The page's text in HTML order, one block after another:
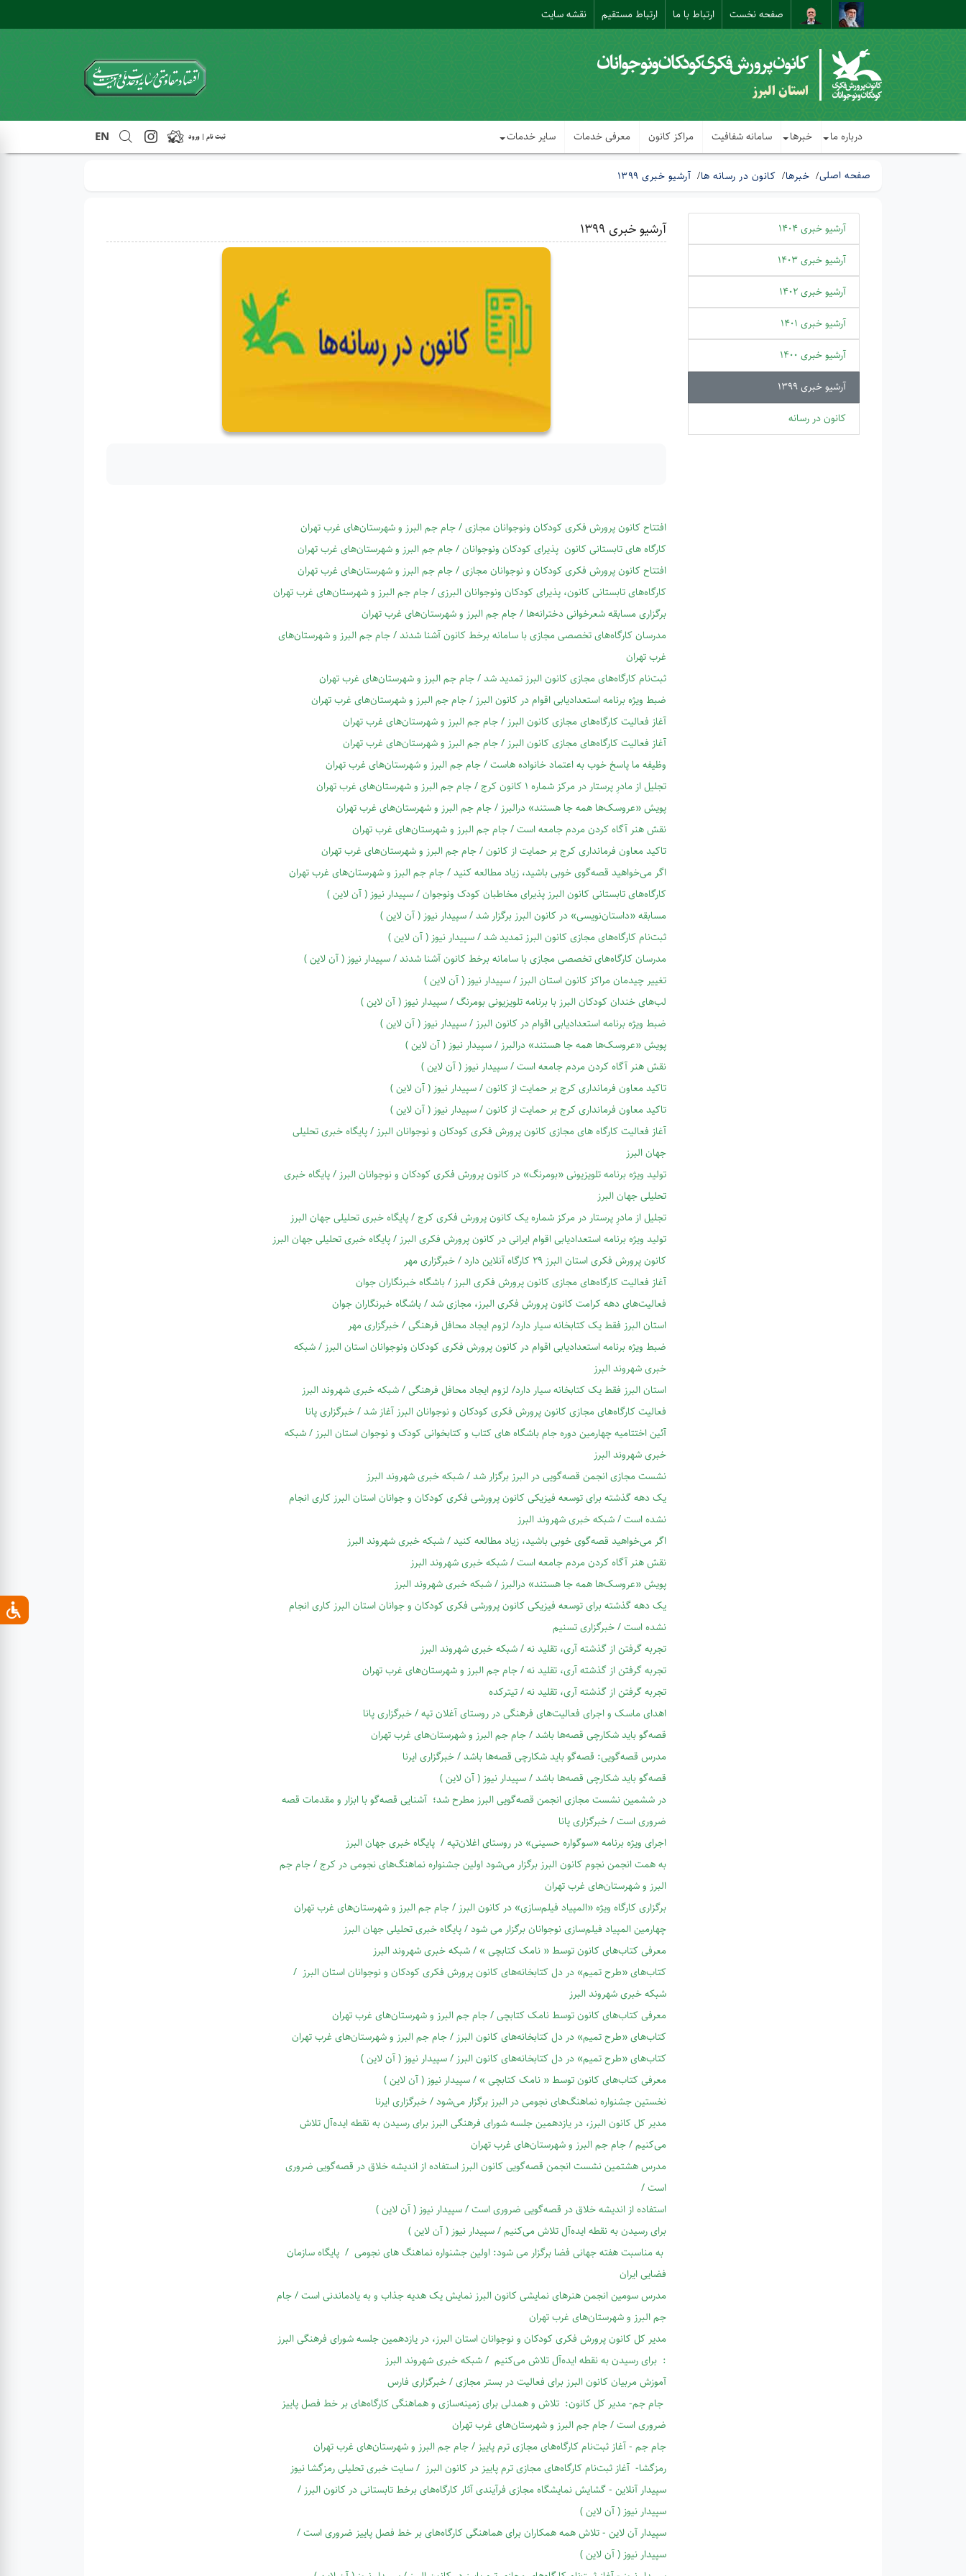
صفحه نخست ارتباط با ما ارتباط مستقیم نقشه سایت
استان البرز
درباره ما خبرها سامانه شفافیت مراکز کانون معرفی خدمات سایر خدمات EN ثبت نام | ورود
صفحه اصلی خبرها کانون در رسانه ها آرشیو خبری 1399
آرشیو خبری 1404
آرشیو خبری 1403
آرشیو خبری 1402
آرشیو خبری 1401
آرشیو خبری 1400
آرشیو خبری 1399
کانون در رسانه
آرشیو خبری 1399
افتتاح کانون پرورش فکری کودکان ونوجوانان مجازی / جام جم البرز و شهرستان‌های غرب تهران
کارگاه های تابستانی کانون پذیرای کودکان ونوجوانان / جام جم البرز و شهرستان‌های غرب تهران
افتتاح کانون پرورش فکری کودکان و نوجوانان مجازی / جام جم البرز و شهرستان‌های غرب تهران
کارگاه‌های تابستانی کانون، پذیرای کودکان ونوجوانان البرزی / جام جم البرز و شهرستان‌های غرب تهران
برگزاری مسابقه شعرخوانی دخترانه‌ها / جام جم البرز و شهرستان‌های غرب تهران
​​​​​​​مدرسان کارگاه‌های تخصصی مجازی با سامانه برخط کانون آشنا شدند / جام جم البرز و شهرستان‌های
غرب تهران
ثبت‌نام کارگاه‌های مجازی کانون البرز تمدید شد / جام جم البرز و شهرستان‌های غرب تهران
ضبط ویژه برنامه استعدادیابی اقوام در کانون البرز / جام جم البرز و شهرستان‌های غرب تهران
آغاز فعالیت کارگاه‌های مجازی کانون البرز / جام جم البرز و شهرستان‌های غرب تهران
آغاز فعالیت کارگاه‌های مجازی کانون البرز / جام جم البرز و شهرستان‌های غرب تهران
وظیفه ما پاسخ خوب به اعتماد خانواده هاست / جام جم البرز و شهرستان‌های غرب تهران
تجلیل از مادرِ پرستار در مرکز شماره ۱ کانون کرج / جام جم البرز و شهرستان‌های غرب تهران
پویش «عروسک‌ها همه جا هستند» درالبرز / جام جم البرز و شهرستان‌های غرب تهران
نقش هنر آگاه کردن مردم جامعه است / جام جم البرز و شهرستان‌های غرب تهران
تاکید معاون فرمانداری کرج بر حمایت از کانون / جام جم البرز و شهرستان‌های غرب تهران
اگر می‌خواهید قصه‌گوی خوبی باشید، زیاد مطالعه کنید / جام جم البرز و شهرستان‌های غرب تهران
کارگاه‌های تابستانی کانون البرز پذیرای مخاطبان کودک ونوجوان / سپیدار نیوز ( آن لاین )
مسابقه «داستان‌نویسی» در کانون البرز برگزار شد / سپیدار نیوز ( آن لاین )
ثبت‌نام کارگاه‌های مجازی کانون البرز تمدید شد / سپیدار نیوز ( آن لاین )
مدرسان کارگاه‌های تخصصی مجازی با سامانه برخط کانون آشنا شدند / سپیدار نیوز ( آن لاین )
تغییر چیدمان مراکز کانون استان البرز / سپیدار نیوز ( آن لاین )
لب‌های خندان کودکان البرز با برنامه تلویزیونی بومرنگ / سپیدار نیوز ( آن لاین )
ضبط ویژه برنامه استعدادیابی اقوام در کانون البرز / سپیدار نیوز ( آن لاین )
پویش «عروسک‌ها همه جا هستند» درالبرز / سپیدار نیوز ( آن لاین )
نقش هنر آگاه کردن مردم جامعه است / سپیدار نیوز ( آن لاین )
تاکید معاون فرمانداری کرج بر حمایت از کانون / سپیدار نیوز ( آن لاین )
تاکید معاون فرمانداری کرج بر حمایت از کانون / سپیدار نیوز ( آن لاین )
آغاز فعالیت کارگاه های مجازی کانون پرورش فکری کودکان و نوجوانان البرز / پایگاه خبری تحلیلی
جهان البرز
تولید ویژه برنامه تلویزیونی «بومرنگ» در کانون پرورش فکری کودکان و نوجوانان البرز / پایگاه خبری
تحلیلی جهان البرز
تجلیل از مادرِ پرستار در مرکز شماره یک کانون پرورش فکری کرج / پایگاه خبری تحلیلی جهان البرز
تولید ویژه برنامه استعدادیابی اقوام ایرانی در کانون پرورش فکری البرز / پایگاه خبری تحلیلی جهان البرز
کانون پرورش فکری استان البرز ۲۹ کارگاه آنلاین دارد / خبرگزاری مهر
آغاز فعالیت کارگاه‌های مجازی کانون پرورش فکری البرز / باشگاه خبرنگاران جوان
فعالیت‌های دهه کرامت کانون پرورش فکری البرز، مجازی شد / باشگاه خبرنگاران جوان
استان البرز فقط یک کتابخانه سیار دارد/ لزوم ایجاد محافل فرهنگی / خبرگزاری مهر
ضبط ویژه برنامه استعدادیابی اقوام در کانون پرورش فکری کودکان ونوجوانان استان البرز / شبکه
خبری شهروند البرز
استان البرز فقط یک کتابخانه سیار دارد/ لزوم ایجاد محافل فرهنگی / شبکه خبری شهروند البرز
فعالیت کارگاه‌های مجازی کانون پرورش فکری کودکان و نوجوانان البرز آغاز شد / خبرگزاری پانا
آئین اختتامیه چهارمین دوره جام باشگاه های کتاب و کتابخوانی کودک و نوجوان استان البرز / شبکه
خبری شهروند البرز
نشست مجازی انجمن قصه‌گویی در البرز برگزار شد / شبکه خبری شهروند البرز
یک دهه گذشته برای توسعه فیزیکی کانون پرورشی فکری کودکان و جوانان استان البرز کاری انجام
نشده است / شبکه خبری شهروند البرز
اگر می‌خواهید قصه‌گوی خوبی باشید، زیاد مطالعه کنید / شبکه خبری شهروند البرز
نقش هنر آگاه کردن مردم جامعه است / شبکه خبری شهروند البرز
پویش «عروسک‌ها همه جا هستند» درالبرز / شبکه خبری شهروند البرز
یک دهه گذشته برای توسعه فیزیکی کانون پرورشی فکری کودکان و جوانان استان البرز کاری انجام
نشده است / خبرگزاری تسنیم
تجربه گرفتن از گذشته آری، تقلید نه / شبکه خبری شهروند البرز
تجربه گرفتن از گذشته آری، تقلید نه / جام جم البرز و شهرستان‌های غرب تهران
تجربه گرفتن از گذشته آری، تقلید نه / تیترکده
اهدای ماسک و اجرای فعالیت‌های فرهنگی در روستای آغلان تپه / خبرگزاری پانا
قصه‌گو باید شکارچی قصه‌ها باشد / جام جم البرز و شهرستان‌های غرب تهران
مدرس قصه‌گویی: قصه‌گو باید شکارچی قصه‌ها باشد / خبرگزاری ایرنا
قصه‌گو باید شکارچی قصه‌ها باشد / سپیدار نیوز ( آن لاین )
در ششمین نشست مجازی انجمن قصه‌گویی البرز مطرح شد؛ آشنایی قصه‌گو با ابزار و مقدمات قصه
ضروری است / خبرگزاری پانا
اجرای ویژه برنامه‌ «سوگواره‌ حسینی» در روستای اغلان‌تپه / پایگاه خبری جهان البرز
به همت انجمن نجوم کانون البرز برگزار می‌شود اولین جشنواره‌ نماهنگ‌های نجومی در کرج / جام جم
البرز و شهرستان‌های غرب تهران
برگزاری کارگاه ویژه «المپیاد فیلم‌سازی» در کانون البرز / جام جم البرز و شهرستان‌های غرب تهران
چهارمین المپیاد فیلم‌سازی نوجوانان برگزار می شود / پایگاه خبری تحلیلی جهان البرز
معرفی کتاب‌های کانون توسط « نامک کتابچی » / شبکه خبری شهروند البرز
کتاب‌های «طرح تمیم» در دل کتابخانه‌های کانون پرورش فکری کودکان و نوجوانان استان البرز /
شبکه خبری شهروند البرز
معرفی کتاب‌های کانون توسط نامک کتابچی / جام جم البرز و شهرستان‌های غرب تهران
کتاب‌های «طرح تمیم» در دل کتابخانه‌های کانون البرز / جام جم البرز و شهرستان‌های غرب تهران
کتاب‌های «طرح تمیم» در دل کتابخانه‌های کانون البرز / سپیدار نیوز ( آن لاین )
معرفی کتاب‌های کانون توسط « نامک کتابچی » / سپیدار نیوز ( آن لاین )
نخستین جشنواره‌ نماهنگ‌های نجومی در البرز برگزار می‌شود / خبرگزاری ایرنا
مدیر کل کانون البرز، در یازدهمین جلسه‌ شورای فرهنگی البرز برای رسیدن به نقطه ایده‌آل تلاش
می‌کنیم / جام جم البرز و شهرستان‌های غرب تهران
مدرس هشتمین نشست انجمن قصه‌گویی کانون البرز استفاده از اندیشه‌ خلاق در قصه‌گویی ضروری
است /
استفاده از اندیشه‌ خلاق در قصه‌گویی ضروری است / سپیدار نیوز ( آن لاین )
برای رسیدن به نقطه ایده‌آل تلاش می‌کنیم / سپیدار نیوز ( آن لاین )
به مناسبت هفته جهانی فضا برگزار می شود: اولین جشنواره نماهنگ های نجومی / پایگاه سازمان
فضایی ایران
مدرس سومین انجمن هنرهای نمایشی کانون البرز نمایش یک هدیه جذاب و به یادماندنی است / جام
جم البرز و شهرستان‌های غرب تهران
مدیر کل کانون پرورش فکری کودکان و نوجوانان استان البرز، در یازدهمین جلسه‌ شورای فرهنگی البرز
: برای رسیدن به نقطه ایده‌آل تلاش می‌کنیم / شبکه خبری شهروند البرز
آموزش مربیان کانون البرز برای فعالیت در بستر مجازی / خبرگزاری فارس
جام جم- مدیر کل کانون: تلاش و همدلی برای زمینه‌سازی و هماهنگی کارگاه‌های بر خط فصل پاییز
ضروری است / جام جم البرز و شهرستان‌های غرب تهران
جام جم - آغاز ثبت‌نام کارگاه‌های مجازی ترم پاییز / جام جم البرز و شهرستان‌های غرب تهران
رمزگشا- آغاز ثبت‌نام کارگاه‌های مجازی ترم پاییز در کانون البرز / سایت خبری تحلیلی رمزگشا نیوز
سپیدار آنلاین - گشایش نمایشگاه مجازی فرآیندی آثار کارگاه‌های برخط تابستانی در کانون البرز /
سپیدار نیوز ( آن لاین )
سپیدار آن لاین - تلاش همه همکاران برای هماهنگی کارگاه‌های بر خط فصل پاییز ضروری است /
سپیدار نیوز ( آن لاین )